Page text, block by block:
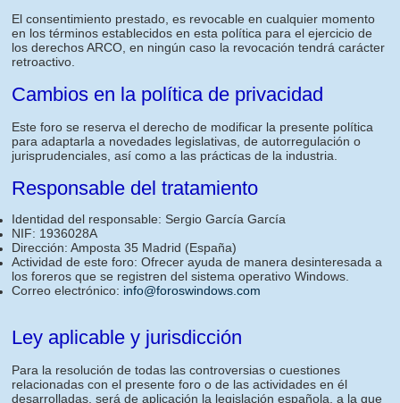
El consentimiento prestado, es revocable en cualquier momento
en los términos establecidos en esta política para el ejercicio de
los derechos ARCO, en ningún caso la revocación tendrá carácter
retroactivo.
Cambios en la política de privacidad
Este foro se reserva el derecho de modificar la presente política
para adaptarla a novedades legislativas, de autorregulación o
jurisprudenciales, así como a las prácticas de la industria.
Responsable del tratamiento
Identidad del responsable: Sergio García García
NIF: 1936028A
Dirección: Amposta 35 Madrid (España)
Actividad de este foro: Ofrecer ayuda de manera desinteresada a
los foreros que se registren del sistema operativo Windows.
Correo electrónico: info@foroswindows.com
Ley aplicable y jurisdicción
Para la resolución de todas las controversias o cuestiones
relacionadas con el presente foro o de las actividades en él
desarrolladas, será de aplicación la legislación española, a la que